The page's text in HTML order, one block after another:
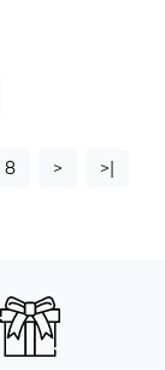
8 > >|